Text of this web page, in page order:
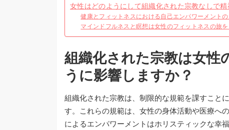
女性はどのようにして組織化された宗教なしで
健康とフィットネスにおける自己エンパワーメント
マインドフルネスと瞑想は女性のフィットネスの旅
組織化された宗教は女性
うに影響しますか？
組織化された宗教は、制限的な規範を課すこと
す。これらの規範は、女性の身体活動や医療へ
によるエンパワーメントはホリスティックな幸